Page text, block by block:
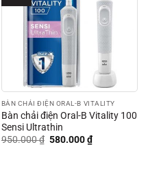
BÀN CHẢI ĐIỆN ORAL-B VITALITY
Bàn chải điện Oral-B Vitality 100
Sensi Ultrathin
950.000₫ Giá
580.000₫Giá
hiện